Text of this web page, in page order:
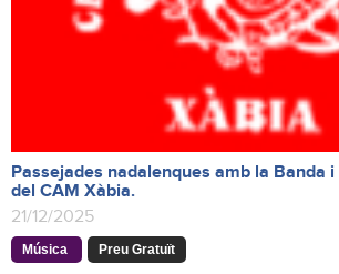
Passejades nadalenques amb la Banda
del CAM Xàbia.
21/12/2025
Música Preu Gratuït